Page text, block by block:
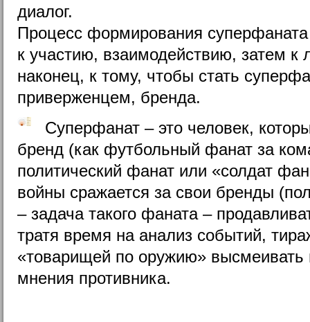
диалог.
Процесс формирования
к участию, взаимодействию, затем к
наконец, к тому, чтобы стать
приверженцем, бренда.
Суперфанат – это человек,
бренд (как футбольный фанат за
политический фанат или «солдат
войны сражается за свои бренды
– задача такого фаната –
тратя время на анализ событий,
«товарищей по оружию» высмеивать
мнения противника.